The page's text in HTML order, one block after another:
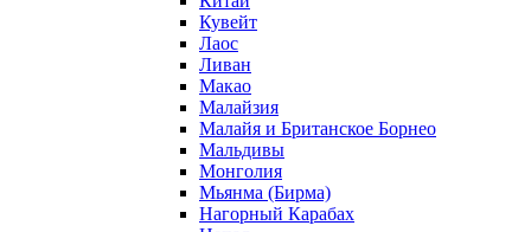
Кувейт
Лаос
Ливан
Макао
Малайзия
Малайя и Британское Борнео
Мальдивы
Монголия
Мьянма (Бирма)
Нагорный Карабах